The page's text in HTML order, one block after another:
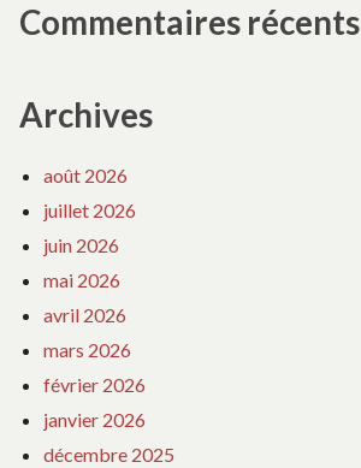
Commentaires récents
Archives
août 2026
juillet 2026
juin 2026
mai 2026
avril 2026
mars 2026
février 2026
janvier 2026
décembre 2025